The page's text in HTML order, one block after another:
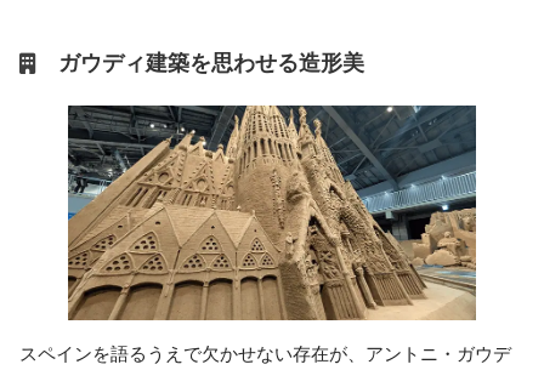
ガウディ建築を思わせる造形美
スペインを語るうえで欠かせない存在が、アントニ・ガウデ